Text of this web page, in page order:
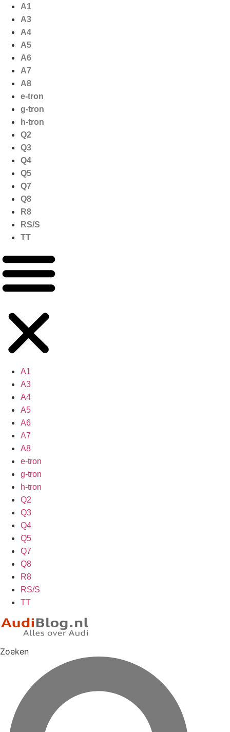
naar
inhoud
A1
A3
A4
A5
A6
A7
A8
e-tron
g-tron
h-tron
Q2
Q3
Q4
Q5
Q7
Q8
R8
RS/S
TT
A1
A3
A4
A5
A6
A7
A8
e-tron
g-tron
h-tron
Q2
Q3
Q4
Q5
Q7
Q8
R8
RS/S
TT
Zoeken